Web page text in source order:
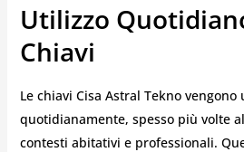
Utilizzo
Chiavi
Le chiavi Cisa Astral Tekno vengono
quotidianamente, spesso più volte
contesti abitativi e professionali.